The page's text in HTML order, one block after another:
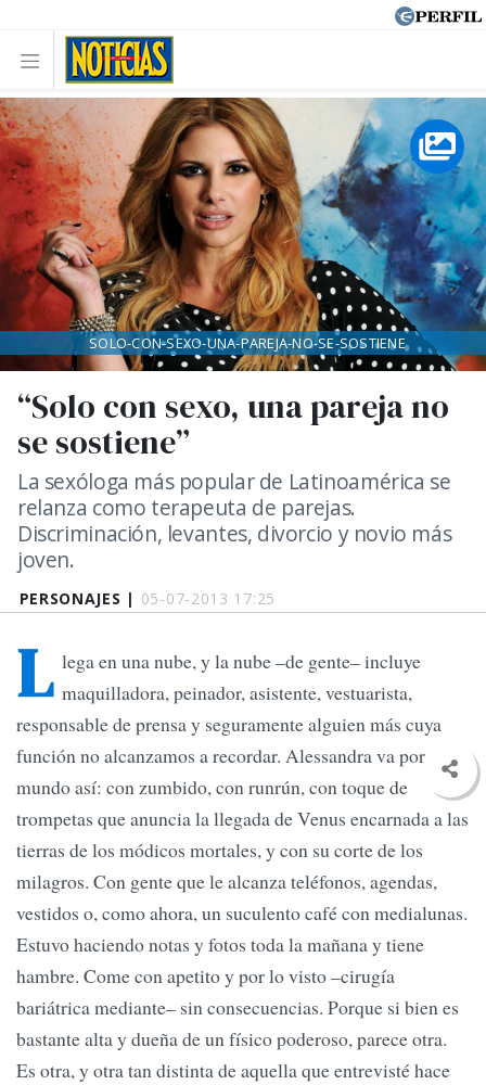
PERSONAJES | 05-07-2013 17:25
“Solo con sexo, una pareja no
se sostiene”
La sexóloga más popular de Latinoamérica se
relanza como terapeuta de parejas.
Discriminación, levantes, divorcio y novio más
joven.
SOLO-CON-SEXO-UNA-PAREJA-NO-SE-SOSTIENE
L lega en una nube, y la nube –de gente– incluye
maquilladora, peinador, asistente, vestuarista,
responsable de prensa y seguramente alguien más cuya
función no alcanzamos a recordar. Alessandra va por el
mundo así: con zumbido, con runrún, con toque de
trompetas que anuncia la llegada de Venus encarnada a las
tierras de los módicos mortales, y con su corte de los
milagros. Con gente que le alcanza teléfonos, agendas,
vestidos o, como ahora, un suculento café con medialunas.
Estuvo haciendo notas y fotos toda la mañana y tiene
hambre. Come con apetito y por lo visto –cirugía
bariátrica mediante– sin consecuencias. Porque si bien es
bastante alta y dueña de un físico poderoso, parece otra.
Es otra, y otra tan distinta de aquella que entrevisté hace